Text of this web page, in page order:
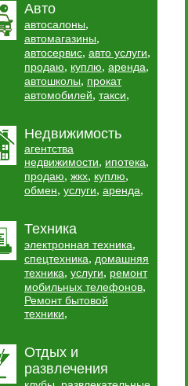
Авто
автосалоны,
автомагазины,
автосервис, авто услуги,
продаю, куплю, аренда,
автошколы, прокат
автомобилей, такси,
Недвижимость
агентства
недвижимости, ипотека,
продаю, жкх, куплю,
обмен, услуги, аренда,
Техника
электронная техника,
спецтехника, домашняя
техника, услуги, ремонт
мобильных телефонов,
Ремонт бытовой
техники,
Отдых и
развлечения